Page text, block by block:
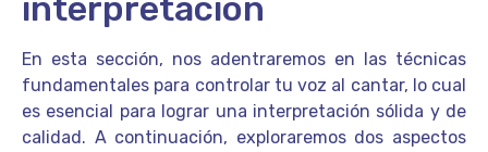
interpretación
En esta sección, nos adentraremos en las técnicas
fundamentales para controlar tu voz al cantar, lo cual
es esencial para lograr una interpretación sólida y de
calidad. A continuación, exploraremos dos aspectos